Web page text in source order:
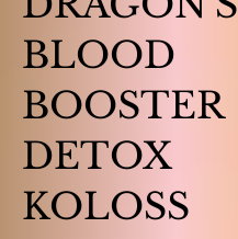
BLOOD
BOOSTER
DETOX
KOLOSS